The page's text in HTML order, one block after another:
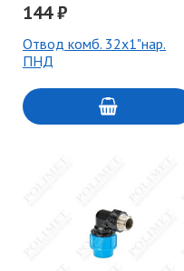
144 ₽
Отвод комб. 32х1"нар.
ПНД